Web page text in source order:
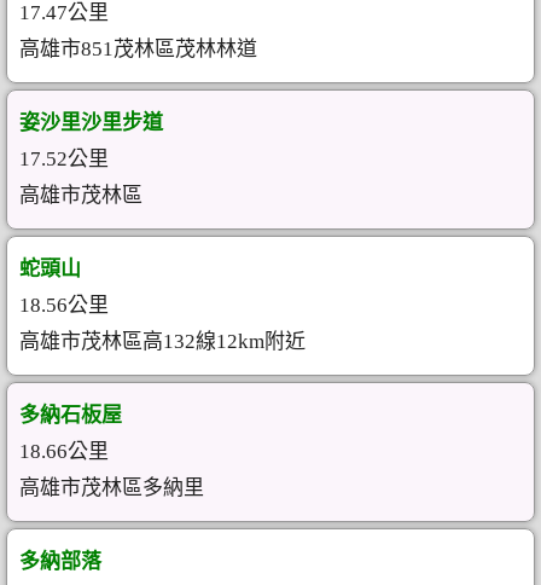
17.47公里
高雄市851茂林區茂林林道
姿沙里沙里步道
17.52公里
高雄市茂林區
蛇頭山
18.56公里
高雄市茂林區高132線12km附近
多納石板屋
18.66公里
高雄市茂林區多納里
多納部落